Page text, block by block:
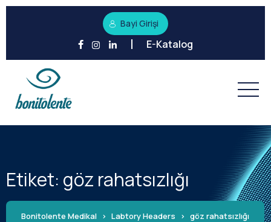
Bayi Girişi
E-Katalog
Etiket: göz rahatsızlığı
Bonitolente Medikal > Labtory Headers > göz rahatsızlığı